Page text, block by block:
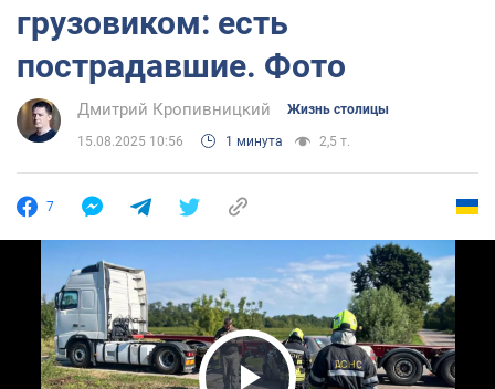
грузовиком: есть
пострадавшие. Фото
Дмитрий Кропивницкий Жизнь столицы
15.08.2025 10:56 1 минута 2,5 т.
7